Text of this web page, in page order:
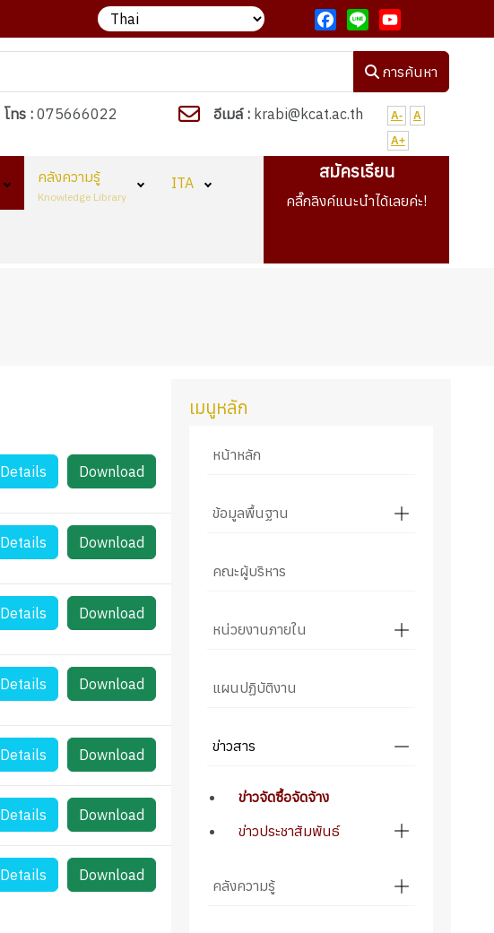
ปรัชญาวิทยาลัย "งานเด่น เรียนดี มีวินัย ใฝ่คุณธรรม"
วิทยาลัยกำลังเ
Facebook
Line YouTube
การค้นหา
โทร :075666022 อีเมล์ :krabi@kcat.ac.th A-
A
A+
คลังความรู้
Knowledge Library
ITA
สมัครเรียน
คลื๊กลิงค์แนะนำได้เลยค่ะ!
Download
Details
Download
Details
Download
Details
Download
Details
Download
Details
Download
Details
Download
Details
เมนูหลัก
หน้าหลัก
ข้อมูลพื้นฐาน
คณะผู้บริหาร
หน่วยงานภายใน
แผนปฏิบัติงาน
ข่าวสาร
ข่าวจัดซื้อจัดจ้าง
ข่าวประชาสัมพันธ์
คลังความรู้